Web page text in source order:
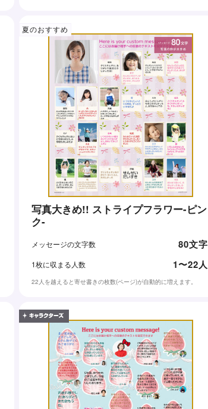
夏のおすすめ
写真大きめ!! ストライプフラワー-ピン
ク-
メッセージの文字数 80文字
1枚に収まる人数 1〜22人
22人を越えると寄せ書きの枚数(ページ)が自動的に増えます。